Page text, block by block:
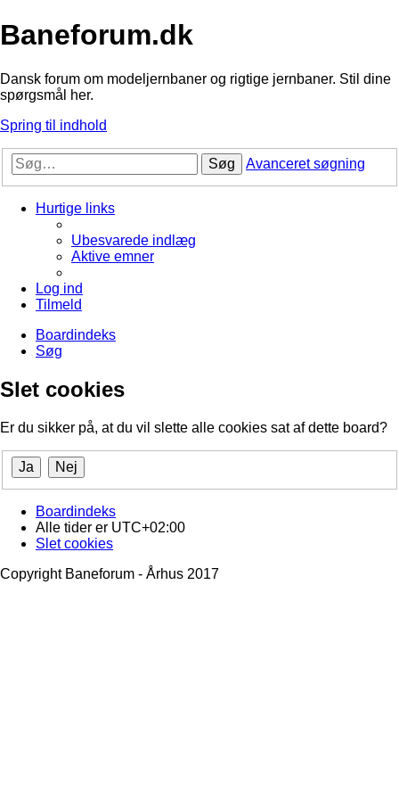
Baneforum.dk
Dansk forum om modeljernbaner og rigtige jernbaner. Stil dine
spørgsmål her.
Spring til indhold
Søg Avanceret søgning
Hurtige links
Ubesvarede indlæg
Aktive emner
Log ind
Tilmeld
Boardindeks
Søg
Slet cookies
Er du sikker på, at du vil slette alle cookies sat af dette board?
Boardindeks
Alle tider er UTC+02:00
Slet cookies
Copyright Baneforum - Århus 2017